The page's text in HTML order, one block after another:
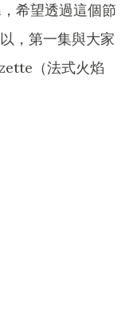
希望透過這個節
，第一集與大家
（法式火焰